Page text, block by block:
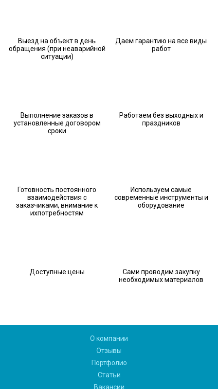
Выезд на объект в день
обращения (при неаварийной
ситуации)
Даем гарантию на все виды
работ
Выполнение заказов в
установленные договором
сроки
Работаем без выходных и
праздников
Готовность постоянного
взаимодействия с
заказчиками, внимание к
ихпотребностям
Используем самые
современные инструменты и
оборудование
Доступные цены
Сами проводим закупку
необходимых материалов
О компании
Отзывы
Портфолио
Статьи
Вакансии